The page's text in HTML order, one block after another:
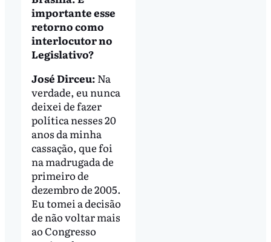
importante esse
retorno como
interlocutor no
Legislativo?
José Dirceu: Na
verdade, eu nunca
deixei de fazer
política nesses 20
anos da minha
cassação, que foi
na madrugada de
primeiro de
dezembro de 2005.
Eu tomei a decisão
de não voltar mais
ao Congresso